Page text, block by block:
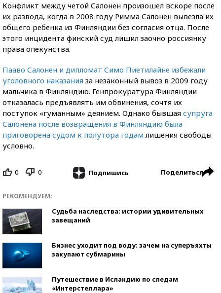
Конфликт между четой Салонен произошел вскоре после
их развода, когда в 2008 году Римма Салонен вывезла их
общего ребенка из Финляндии без согласия отца. После
этого инцидента финский суд лишил заочно россиянку
права опекунства.
Пааво Салонен и дипломат Симо Пиетилайне избежали
уголовного наказания за незаконный вывоз в 2009 году
мальчика в Финляндию. Генпрокуратура Финляндии
отказалась предъявлять им обвинения, сочтя их
поступок «гуманным» деянием. Однако бывшая супруга
Салонена после возвращения в Финляндию была
приговорена судом к полутора годам лишения свободы
условно.
0 0 Подпишись Поделиться
РЕКОМЕНДУЕМ:
Судьба наследства: истории удивительных
завещаний
Бизнес уходит под воду: зачем на суперъяхты
закупают субмарины
Путешествие в Исландию по следам
«Интерстеллара»